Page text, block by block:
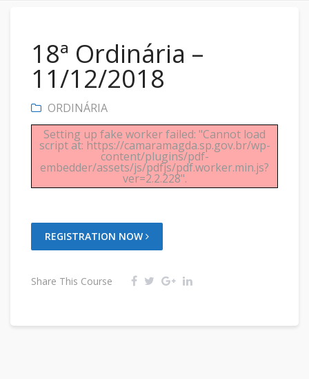
18ª Ordinária –
11/12/2018
ORDINÁRIA
Setting up fake worker failed: "Cannot load
script at: https://camaramagda.sp.gov.br/wp-
content/plugins/pdf-
embedder/assets/js/pdfjs/pdf.worker.min.js?
ver=2.2.228".
REGISTRATION NOW
Share This Course